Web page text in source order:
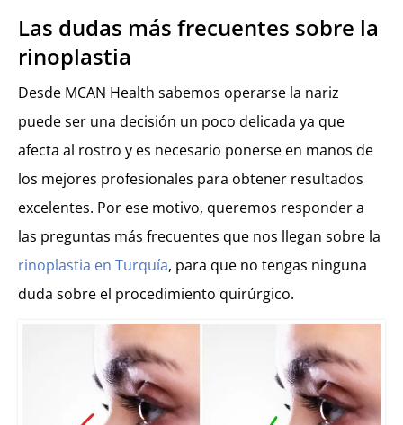
Las dudas más frecuentes sobre la
rinoplastia
Desde MCAN Health sabemos operarse la nariz
puede ser una decisión un poco delicada ya que
afecta al rostro y es necesario ponerse en manos de
los mejores profesionales para obtener resultados
excelentes. Por ese motivo, queremos responder a
las preguntas más frecuentes que nos llegan sobre la
rinoplastia en Turquía, para que no tengas ninguna
duda sobre el procedimiento quirúrgico.